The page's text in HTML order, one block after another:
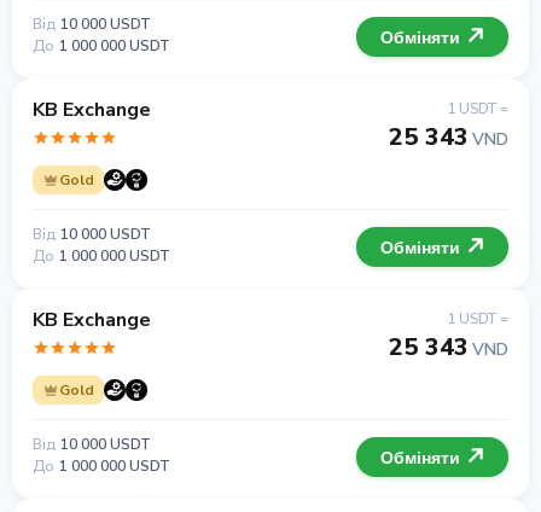
Від 10 000 USDT
До 1 000 000 USDT Обміняти
KB Exchange
Gold
1 USDT =
25 343 VND
Від 10 000 USDT
До 1 000 000 USDT Обміняти
KB Exchange
Gold
1 USDT =
25 343 VND
Від 10 000 USDT
До 1 000 000 USDT Обміняти